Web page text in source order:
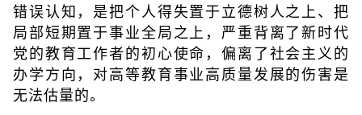
错误认知，是把个人得失置于立德树人之上、把
局部短期置于事业全局之上，严重背离了新时代
党的教育工作者的初心使命，偏离了社会主义的
办学方向，对高等教育事业高质量发展的伤害是
无法估量的。